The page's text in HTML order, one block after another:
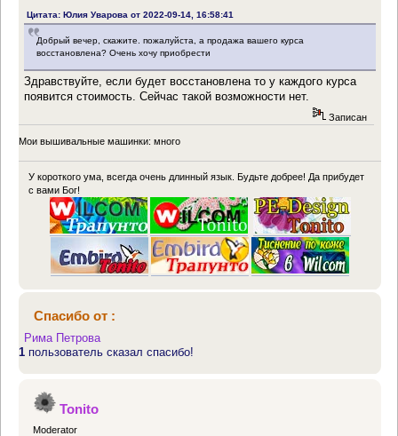
Цитата: Юлия Уварова от 2022-09-14, 16:58:41
Добрый вечер, скажите. пожалуйста, а продажа вашего курса
восстановлена? Очень хочу приобрести
Здравствуйте, если будет восстановлена то у каждого курса
появится стоимость. Сейчас такой возможности нет.
Записан
Мои вышивальные машинки: много
У короткого ума, всегда очень длинный язык. Будьте добрее! Да прибудет
с вами Бог!
Спасибо от :
Рима Петрова
1 пользователь сказал спасибо!
Tonito
Moderator